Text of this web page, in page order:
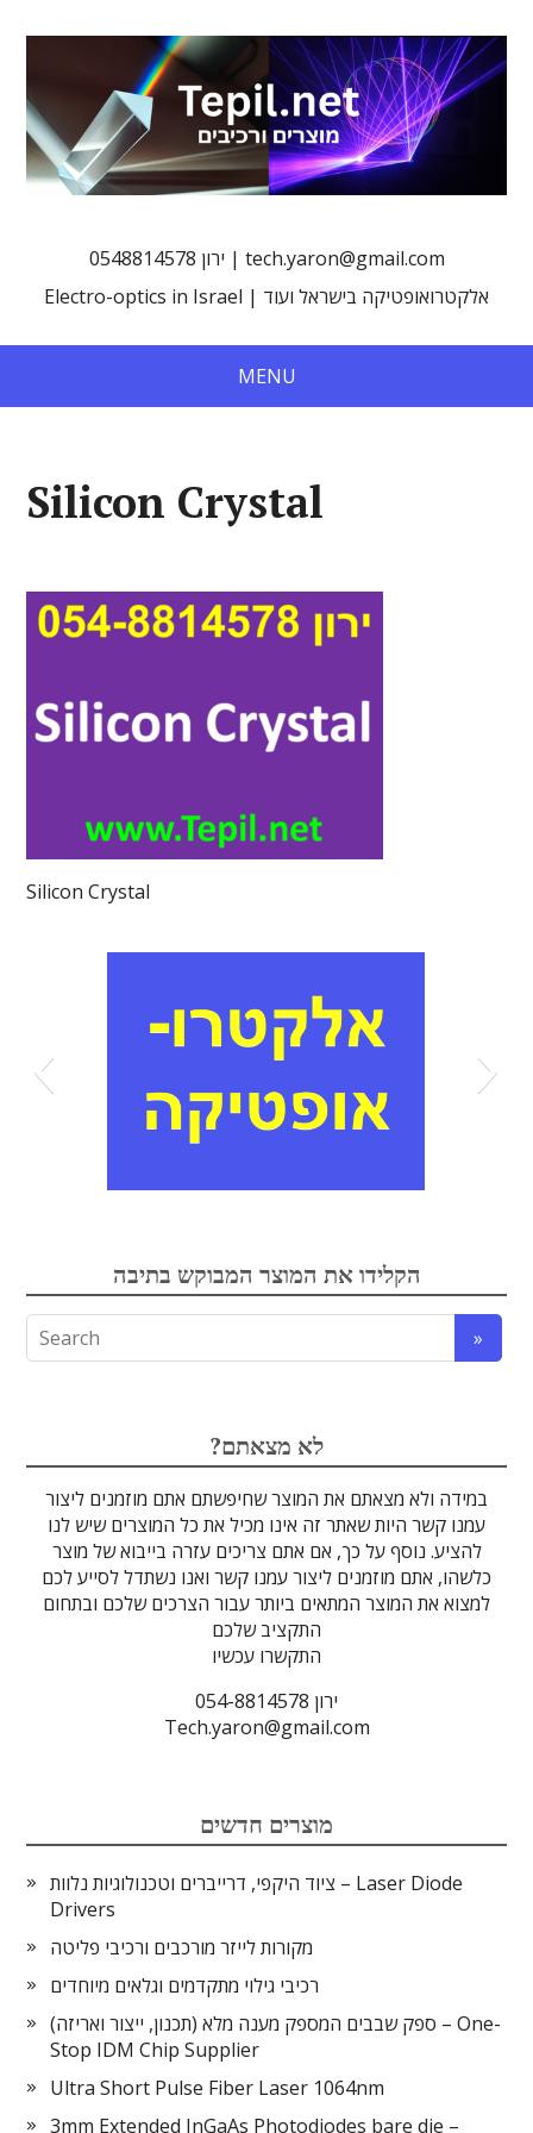
0548814578 ירון | tech.yaron@gmail.com
Electro-optics in Israel | אלקטרואופטיקה בישראל ועוד
MENU
Silicon Crystal
Silicon Crystal
אופטיקה
אופטומכניקה ובקרת תנועה
סיבים אופטיים
מקורות אור
מוליכי אור
לדים
הדמיה ומצלמות
גלאים וחיישנים
מסננים אופטיים
לייזרים ומוצרי בטיחות לייזר
גבישים
ספקטרוסקופיה
אלקטרוניקה
מיגון קרינה
עדשות
מתקנים לרפואה
טרה-הרץ
מוצרי קוורץ
זכוכיות וציפויים
מוצרים אחרים
הקלידו את המוצר המבוקש בתיבה
?לא מצאתם
במידה ולא מצאתם את המוצר שחיפשתם אתם מוזמנים ליצור
עמנו קשר היות שאתר זה אינו מכיל את כל המוצרים שיש לנו
להציע. נוסף על כך, אם אתם צריכים עזרה בייבוא של מוצר
כלשהו, אתם מוזמנים ליצור עמנו קשר ואנו נשתדל לסייע לכם
למצוא את המוצר המתאים ביותר עבור הצרכים שלכם ובתחום
התקציב שלכם
התקשרו עכשיו
ירון 054-8814578
Tech.yaron@gmail.com
מוצרים חדשים
ציוד היקפי, דרייברים וטכנולוגיות נלוות – Laser Diode
Drivers
מקורות לייזר מורכבים ורכיבי פליטה
רכיבי גילוי מתקדמים וגלאים מיוחדים
ספק שבבים המספק מענה מלא (תכנון, ייצור ואריזה) – One-
Stop IDM Chip Supplier
Ultra Short Pulse Fiber Laser 1064nm
3mm Extended InGaAs Photodiodes bare die –